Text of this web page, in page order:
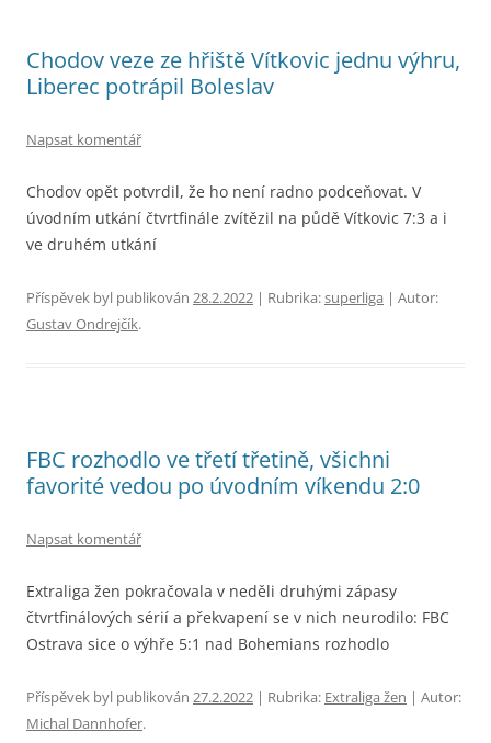
Chodov veze ze hřiště Vítkovic jednu výhru,
Liberec potrápil Boleslav
Napsat komentář
Chodov opět potvrdil, že ho není radno podceňovat. V
úvodním utkání čtvrtfinále zvítězil na půdě Vítkovic 7:3 a i
ve druhém utkání
Příspěvek byl publikován 28.2.2022 | Rubrika:superliga | Autor:
Gustav Ondrejčík.
FBC rozhodlo ve třetí třetině, všichni
favorité vedou po úvodním víkendu 2:0
Napsat komentář
Extraliga žen pokračovala v neděli druhými zápasy
čtvrtfinálových sérií a překvapení se v nich neurodilo: FBC
Ostrava sice o výhře 5:1 nad Bohemians rozhodlo
Příspěvek byl publikován 27.2.2022 | Rubrika: Extraliga žen | Autor:
Michal Dannhofer.